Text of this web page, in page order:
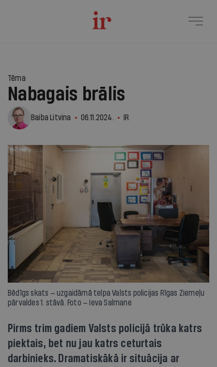
Tēma
Nabagais brālis
Baiba Litvina 06.11.2024. IR
Bēdīgs skats — uzgaidāmā telpa Valsts policijas Rīgas Ziemeļu
pārvaldes 1. stāvā. Foto — Ieva Salmane
Pirms trim gadiem Valsts policijā trūka katrs
piektais, bet nu jau katrs ceturtais
darbinieks. Dramatiskākā ir situācija ar